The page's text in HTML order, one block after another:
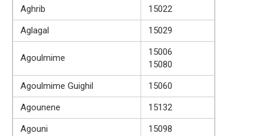
Aghrib
15022
Aglagal
15029
Agoulmime
15006
15080
Agoulmime Guighil
15060
Agounene
15132
Agouni
15098